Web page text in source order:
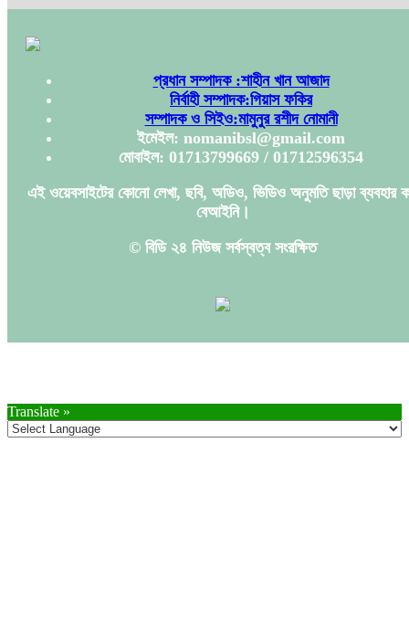
প্রধান সম্পাদক :শাহীন খান আজাদ
নির্বাহী সম্পাদক:গিয়াস ফকির
সম্পাদক ও সিইও:মামুনুর রশীদ নোমানী
ইমেইল: nomanibsl@gmail.com
মোবাইল: 01713799669 / 01712596354
এই ওয়েবসাইটের কোনো লেখা, ছবি, অডিও, ভিডিও অনুমতি ছাড়া ব্যবহার
বেআইনি।
© বিডি ২৪ নিউজ সর্বস্বত্ব সংরক্ষিত
Translate »